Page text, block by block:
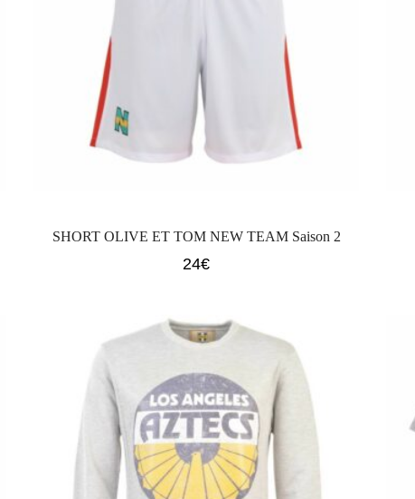
SHORT OLIVE ET TOM NEW TEAM Saison 2
24€